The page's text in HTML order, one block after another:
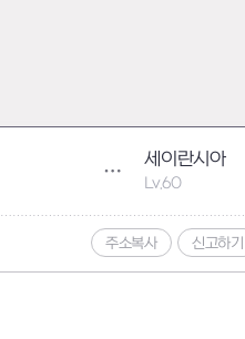
세이란시아
Lv.60
주소복사 신고하기